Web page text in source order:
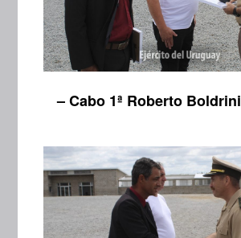
– Cabo 1ª Roberto Boldrini